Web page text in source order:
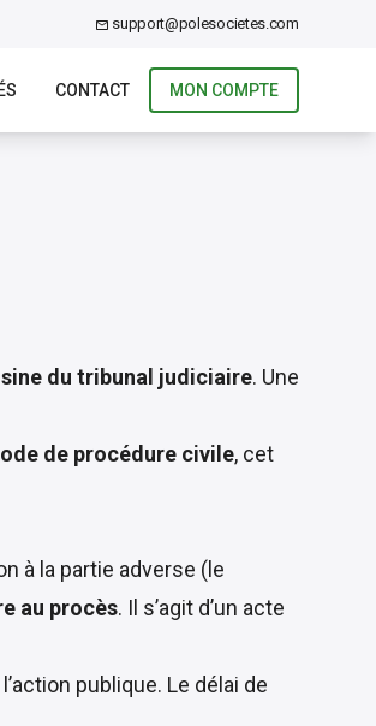
support@polesocietes.com
CONTACT MON COMPTE
du tribunal judiciaire. Une
de procédure civile, cet
à la partie adverse (le
au procès. Il s’agit d’un acte
publique. Le délai de